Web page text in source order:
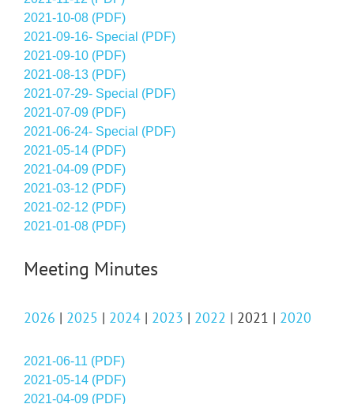
2021-10-08 (PDF)
2021-09-16- Special (PDF)
2021-09-10 (PDF)
2021-08-13 (PDF)
2021-07-29- Special (PDF)
2021-07-09 (PDF)
2021-06-24- Special (PDF)
2021-05-14 (PDF)
2021-04-09 (PDF)
2021-03-12 (PDF)
2021-02-12 (PDF)
2021-01-08 (PDF)
Meeting Minutes
2026 | 2025 | 2024 | 2023 | 2022 | 2021 | 2020
2021-06-11 (PDF)
2021-05-14 (PDF)
2021-04-09 (PDF)